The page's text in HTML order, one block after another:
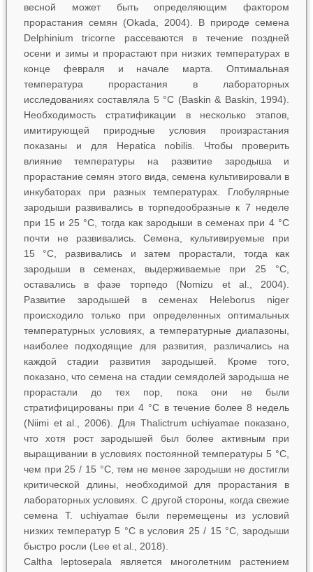
весной может быть определяющим фактором
прорастания семян (Okada, 2004). В природе семена
Delphinium tricorne рассеваются в течение поздней
осени и зимы и прорастают при низких температурах в
конце февраля и начале марта. Оптимальная
температура прорастания в лабораторных
исследованиях составляла 5 °C (Baskin & Baskin, 1994).
Необходимость стратификации в несколько этапов,
имитирующей природные условия произрастания
показаны и для Hepatica nobilis . Чтобы проверить
влияние температуры на развитие зародыша и
прорастание семян этого вида, семена культивировали в
инкубаторах при разных температурах. Глобулярные
зародыши развивались в торпедообразные к 7 неделе
при 15 и 25 °C, тогда как зародыши в семенах при 4 °C
почти не развивались. Семена, культивируемые при
15 °С, развивались и затем прорастали, тогда как
зародыши в семенах, выдерживаемые при 25 °С,
оставались в фазе торпедо (Nomizu et al., 2004).
Развитие зародышей в семенах Heleborus niger
происходило только при определенных оптимальных
температурных условиях, а температурные диапазоны,
наиболее подходящие для развития, различались на
каждой стадии развития зародышей. Кроме того,
показано, что семена на стадии семядолей зародыша не
прорастали до тех пор, пока они не были
стратифицированы при 4 °С в течение более 8 недель
(Niimi et al., 2006). Для Thalictrum uchiyamae показано,
что хотя рост зародышей был более активным при
выращивании в условиях постоянной температуры 5 °C,
чем при 25 / 15 °C, тем не менее зародыши не достигли
критической длины, необходимой для прорастания в
лабораторных условиях. С другой стороны, когда свежие
семенаT. uchiyamae были перемещены из условий
низких температур 5 °C в условия 25 / 15 °C, зародыши
быстро росли (Lee et al., 2018).
Caltha
leptosepala является многолетним растением